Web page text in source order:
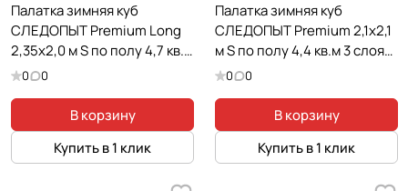
Палатка зимняя куб
СЛЕДОПЫТ Premium Long
2,35х2,0 м S по полу 4,7 кв.м
3 слоя цв. оливковый/
0 0
В корзину
Купить в 1 клик
Палатка зимняя куб
СЛЕДОПЫТ Premium 2,1х2,1
м S по полу 4,4 кв.м 3 слоя
цв. оливковый/белый
0 0
В корзину
Купить в 1 клик